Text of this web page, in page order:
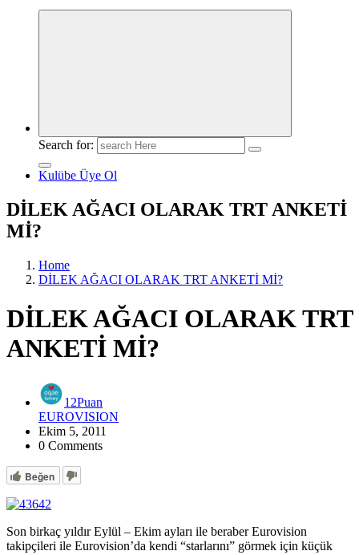
Search for:
Kulübe Üye Ol
DİLEK AĞACI OLARAK TRT ANKETİ
Mİ?
Home
DİLEK AĞACI OLARAK TRT ANKETİ Mİ?
DİLEK AĞACI OLARAK TRT
ANKETİ Mİ?
12Puan
EUROVISION
Ekim 5, 2011
0 Comments
Beğen
Son birkaç yıldır Eylül – Ekim ayları ile beraber Eurovision
takipçileri ile Eurovision’da kendi “starlarını” görmek için küçük